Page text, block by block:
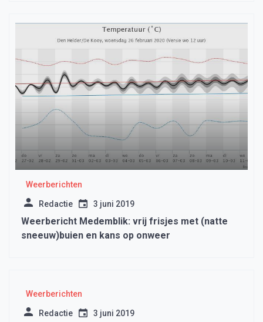
Weerberichten
Redactie 3 juni 2019
Weerbericht Medemblik: vrij frisjes met (natte
sneeuw)buien en kans op onweer
Weerberichten
Redactie 3 juni 2019